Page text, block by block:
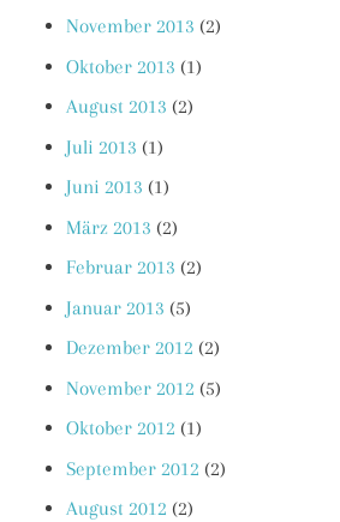
November 2013 (2)
Oktober 2013 (1)
August 2013 (2)
Juli 2013 (1)
Juni 2013 (1)
März 2013 (2)
Februar 2013 (2)
Januar 2013 (5)
Dezember 2012 (2)
November 2012 (5)
Oktober 2012 (1)
September 2012 (2)
August 2012 (2)